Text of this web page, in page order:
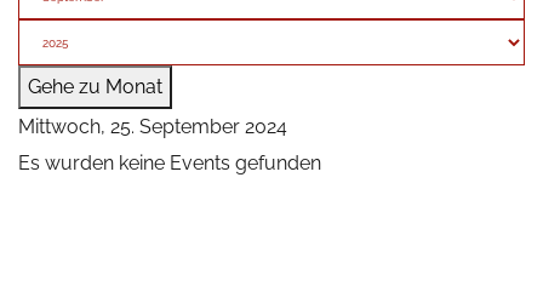
Gehe zu Monat
Mittwoch, 25. September 2024
Es wurden keine Events gefunden